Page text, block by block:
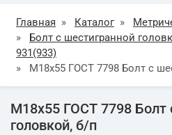
Главная » Каталог »
»
Болт с шестигранной
931(933)
»
М18х55 ГОСТ 7798 Болт с
М18х55 ГОСТ 7798 Болт
головкой, б/п